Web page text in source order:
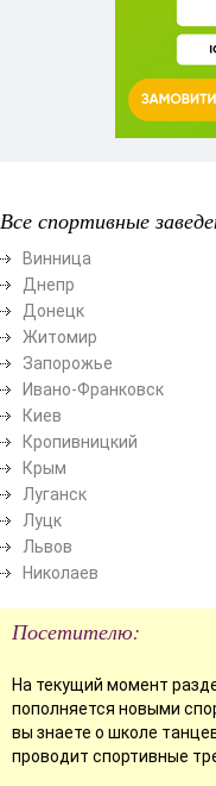
Все спортивные
Винница
Днепр
Донецк
Житомир
Запорожье
Ивано-Франковск
Киев
Кропивницкий
Крым
Луганск
Луцк
Львов
Николаев
Посетителю:
На текущий момент
пополняется новыми
вы знаете о школе
проводит спортивные